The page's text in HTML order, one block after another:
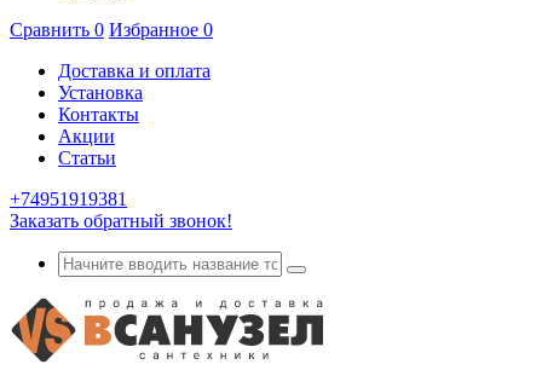
Сравнить 0 Избранное 0
Доставка и оплата
Установка
Контакты
Акции
Статьи
+74951919381
Заказать обратный звонок!